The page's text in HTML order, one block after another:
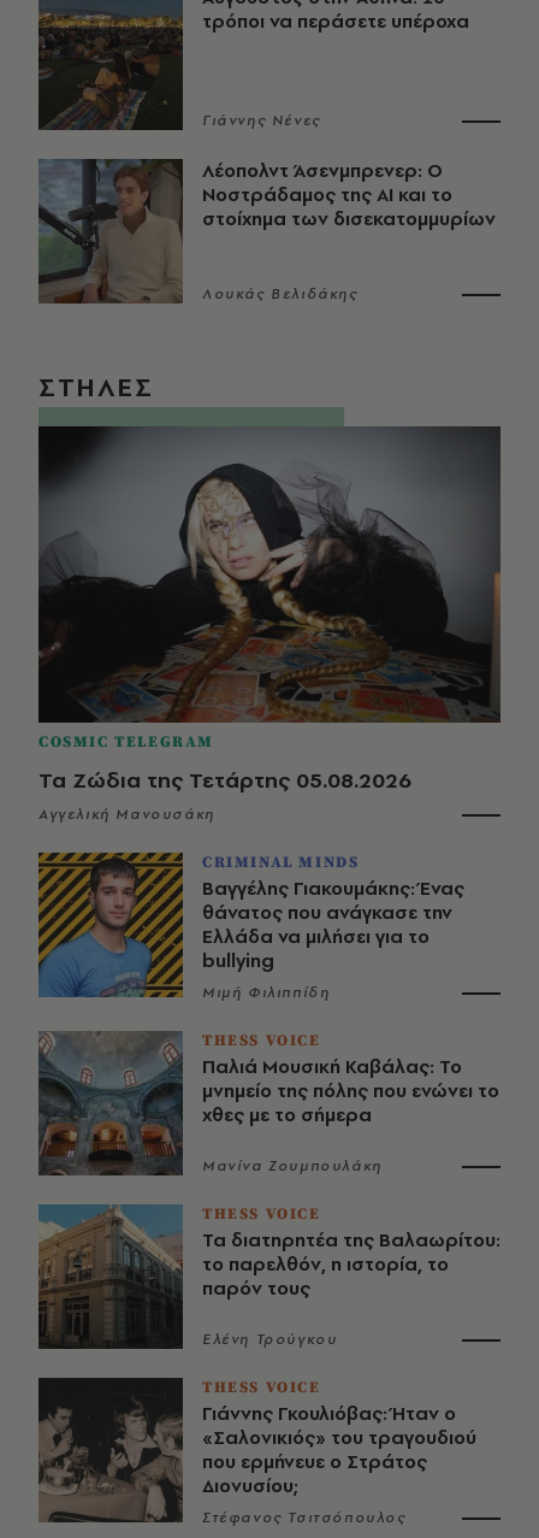
τρόποι να περάσετε υπέροχα
Γιάννης Νένες
Λέοπολντ Άσενμπρενερ: Ο
Νοστράδαμος της AI και το
στοίχημα των δισεκατομμυρίων
Λουκάς Βελιδάκης
ΣΤΗΛΕΣ
COSMIC TELEGRAM
Τα Ζώδια της Τετάρτης 05.08.2026
Αγγελική Μανουσάκη
CRIMINAL MINDS
Βαγγέλης Γιακουμάκης: Ένας
θάνατος που ανάγκασε την
Ελλάδα να μιλήσει για το
bullying
Μιμή Φιλιππίδη
THESS VOICE
Παλιά Μουσική Καβάλας: Το
μνημείο της πόλης που ενώνει το
χθες με το σήμερα
Μανίνα Ζουμπουλάκη
THESS VOICE
Τα διατηρητέα της Βαλαωρίτου:
το παρελθόν, η ιστορία, το
παρόν τους
Ελένη Τρούγκου
THESS VOICE
Γιάννης Γκουλιόβας: Ήταν ο
«Σαλονικιός» του τραγουδιού
που ερμήνευε ο Στράτος
Διονυσίου;
Στέφανος Τσιτσόπουλος